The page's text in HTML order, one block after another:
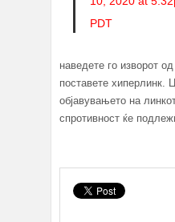
PDT
наведете го изворот
поставете хиперлинк.
објавувањето на
спротивност ќе